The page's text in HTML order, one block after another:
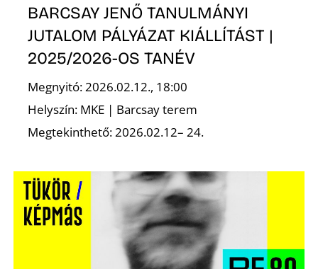
BARCSAY JENŐ TANULMÁNYI
JUTALOM PÁLYÁZAT KIÁLLÍTÁST |
2025/2026-OS TANÉV
Megnyitó: 2026.02.12., 18:00
Helyszín: MKE | Barcsay terem
Megtekinthető: 2026.02.12– 24.